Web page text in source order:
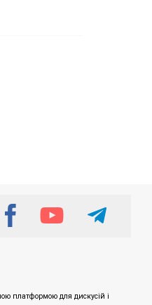
платформою для дискусій і